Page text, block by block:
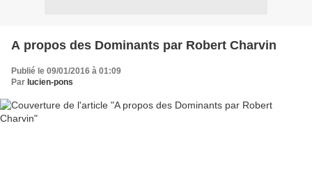
A propos des Dominants par Robert Charvin
Publié le 09/01/2016 à 01:09
Par lucien-pons